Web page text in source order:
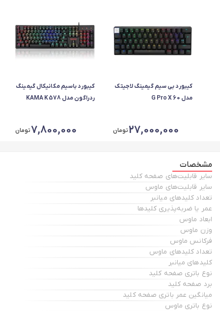
کیبورد بی سیم گیمینگ لاجیتک
مدل G Pro X 60
27,000,000تومان
کیبورد باسیم مکانیکال گیمینگ
ردراگون مدل KAMA K578
7,800,000تومان
مشخصات
سایر قابلیت‌های صفحه کلید
سایر قابلیت‌های ماوس
تعداد کلیدهای میانبر
عمر یا ضربه‌پذیری کلیدها
ابعاد ماوس
وزن ماوس
فرکانس ماوس
تعداد کلیدهای ماوس
کلیدهای میانبر
نوع باتری صفحه کلید
برد صفحه کلید
میانگین عمر باتری صفحه کلید
نوع باتری ماوس